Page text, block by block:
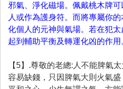
邪氣、淨化磁場。佩戴桃木牌
人或作為護身符。而將專屬你
化個人的元神與氣場。若在犯
起到輔助平衡及轉運化凶的作用
【5】.尊敬的老總:人不能脾氣
容易缺錢，只因脾氣大則火氣